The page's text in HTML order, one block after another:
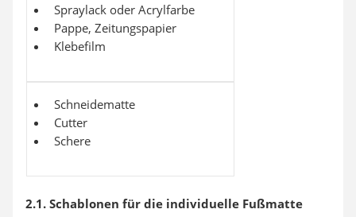
Spraylack oder Acrylfarbe
Pappe, Zeitungspapier
Klebefilm
Schneidematte
Cutter
Schere
2.1. Schablonen für die individuelle Fußmatte